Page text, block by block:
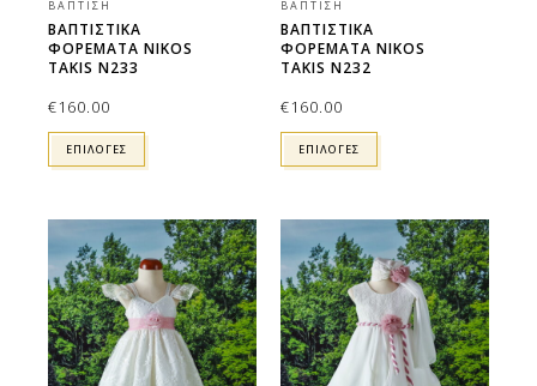
ΒΆΠΤΙΣΗ
ΒΑΠΤΙΣΤΙΚΑ
ΦΟΡΕΜΑΤΑ NIKOS
TAKIS N233
€160.00
ΕΠΙΛΟΓΕΣ
ΒΆΠΤΙΣΗ
ΒΑΠΤΙΣΤΙΚΑ
ΦΟΡΕΜΑΤΑ NIKOS
TAKIS N232
€160.00
ΕΠΙΛΟΓΕΣ